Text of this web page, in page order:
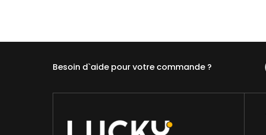
Besoin d`aide pour votre commande ?